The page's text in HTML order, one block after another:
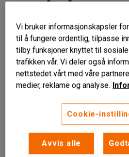
Ripebestandig benkeplate
Praktisk underhylle
Et allsidig, slitesterkt og solid
høydejustering, og underhylle for
Vi bruker informasjonskapsler
til å fungere ordentlig, tilpasse
tilby funksjoner knyttet til
trafikken vår. Vi deler også
nettstedet vårt med våre
medier, reklame og analyse.
Cookie-
Avvis alle